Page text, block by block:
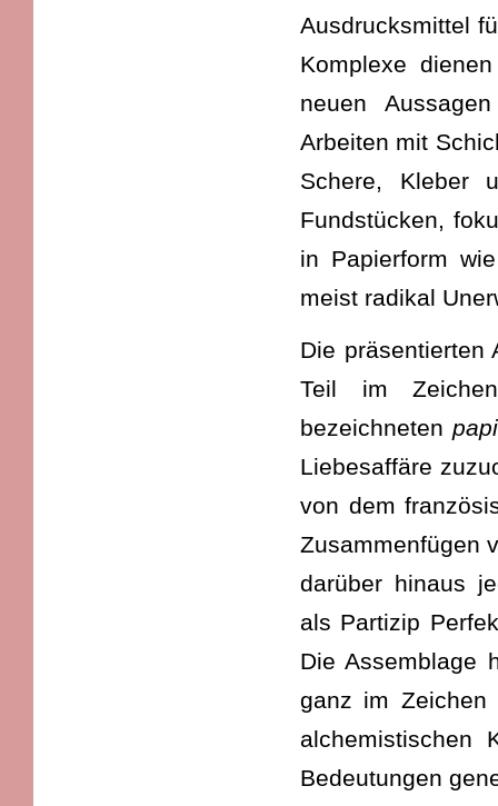
Ausdrucksmittel
Komplexe
neuen
Arbeiten mit
Schere, Kleber
Fundstücken,
in Papierform
meist radikal
Die präsentierten
Teil im
bezeichneten
Liebesaffäre
von dem
Zusammenfügen
darüber hinaus
als Partizip
Die Assemblage
ganz im Zeichen
alchemistischen
Bedeutungen